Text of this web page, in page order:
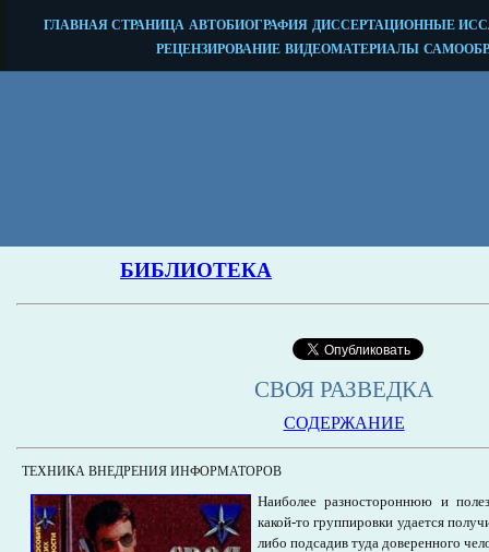
СВОЯ РАЗВЕДКА
СОДЕРЖАНИЕ
ТЕХНИКА ВНЕДРЕНИЯ ИНФОРМАТОРОВ
Наиболее разностороннюю и
какой-то группировки удается
либо подсадив туда доверенного